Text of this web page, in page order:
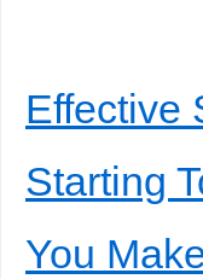
Effective
Starting
You